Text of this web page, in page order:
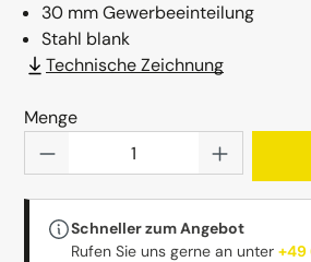
30 mm Gewerbeeinteilung
Stahl blank
Technische Zeichnung
Menge
Produkt Anzahl: Gib
Schneller zum Angebot
Rufen Sie uns gerne an unter +49